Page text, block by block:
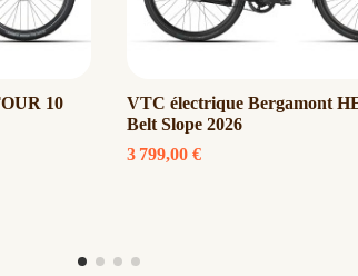
10
VTC électrique Bergamont
Belt Slope 2026
3 799,00 €